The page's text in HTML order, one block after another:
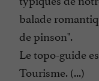
balade
de pinson".
Le topo-guide
Tourisme. (...)